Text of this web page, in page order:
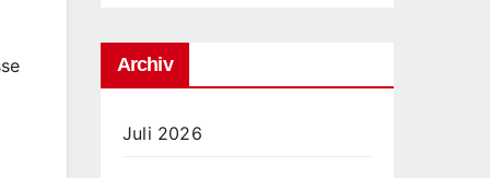
Archiv
Juli 2026